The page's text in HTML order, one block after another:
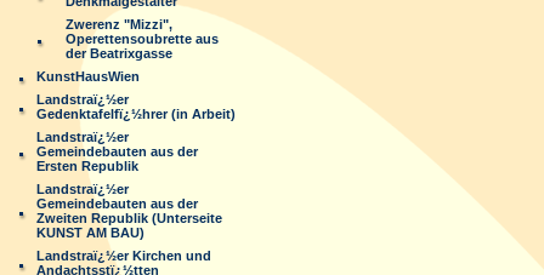
Zwerenz "Mizzi",
Operettensoubrette aus
der Beatrixgasse
KunstHausWien
Landstraï¿½er
Gedenktafelfï¿½hrer (in Arbeit)
Landstraï¿½er
Gemeindebauten aus der
Ersten Republik
Landstraï¿½er
Gemeindebauten aus der
Zweiten Republik (Unterseite
KUNST AM BAU)
Landstraï¿½er Kirchen und
Andachtsstï¿½tten